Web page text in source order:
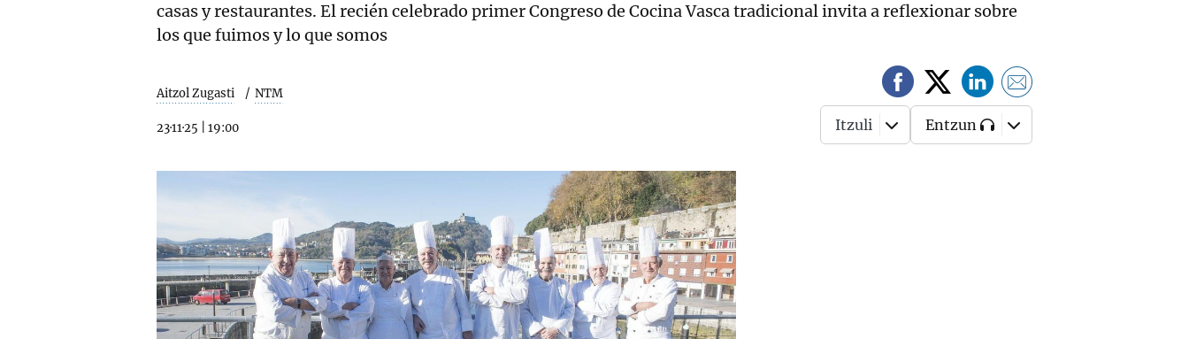
casas y restaurantes. El recién celebrado primer Congreso de Cocina Vasca tradicional invita a reflexionar sobre
los que fuimos y lo que somos
Aitzol Zugasti NTM
23·11·25 19:00 Itzuli Entzun